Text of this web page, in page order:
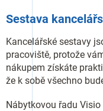
Sestava
Kancelářské sestavy
pracoviště, protože
nákupem získáte
že k sobě všechno
Nábytkovou řadu